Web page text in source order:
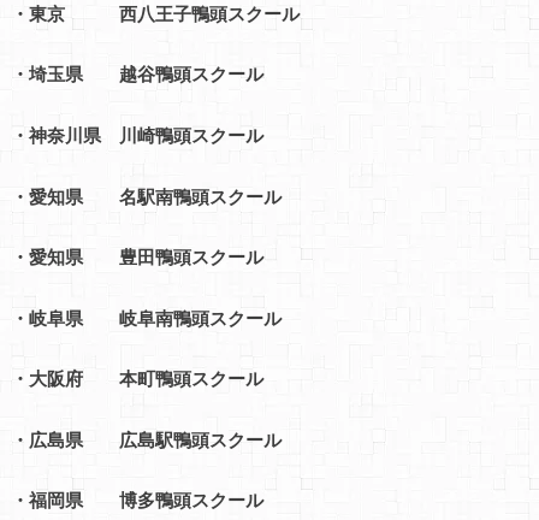
・東京 西八王子鴨頭スクール
・埼玉県 越谷鴨頭スクール
・神奈川県 川崎鴨頭スクール
・愛知県 名駅南鴨頭スクール
・愛知県 豊田鴨頭スクール
・岐阜県 岐阜南鴨頭スクール
・大阪府 本町鴨頭スクール
・広島県 広島駅鴨頭スクール
・福岡県 博多鴨頭スクール